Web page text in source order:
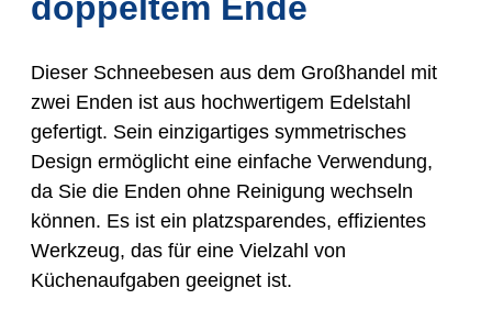
Dieser Schneebesen aus dem Großhandel mit
zwei Enden ist aus hochwertigem Edelstahl
gefertigt. Sein einzigartiges symmetrisches
Design ermöglicht eine einfache Verwendung,
da Sie die Enden ohne Reinigung wechseln
können. Es ist ein platzsparendes, effizientes
Werkzeug, das für eine Vielzahl von
Küchenaufgaben geeignet ist.